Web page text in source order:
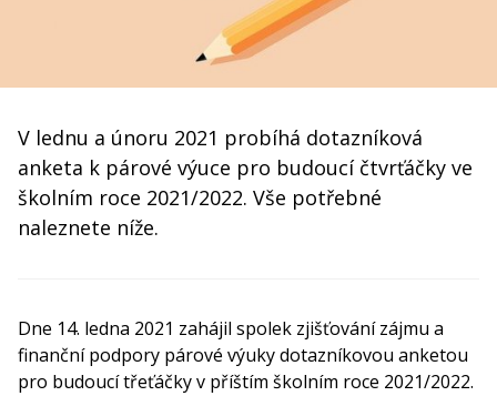
V lednu a únoru 2021 probíhá dotazníková
anketa k párové výuce pro budoucí čtvrťáčky ve
školním roce 2021/2022. Vše potřebné
naleznete níže.
Dne 14. ledna 2021 zahájil spolek zjišťování zájmu a
finanční podpory párové výuky dotazníkovou anketou
pro budoucí třeťáčky v příštím školním roce 2021/2022.